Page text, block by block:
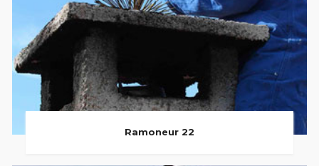
Ramoneur 22